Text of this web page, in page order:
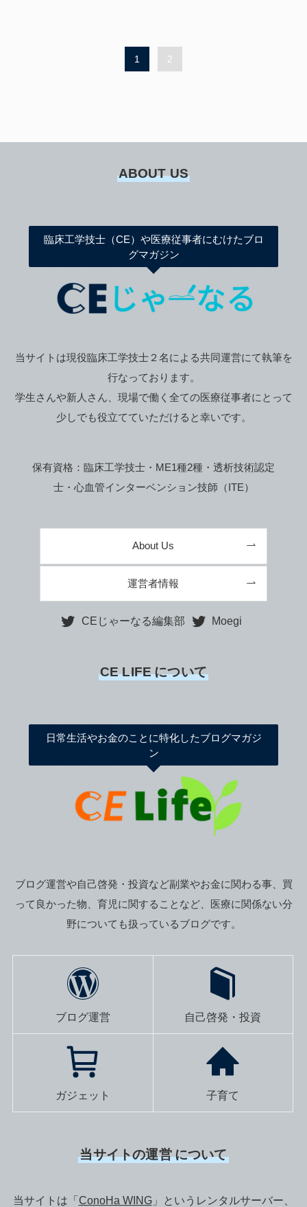
1 2
ABOUT US
臨床工学技士（CE）や医療従事者にむけたブロ
グマガジン
当サイトは現役臨床工学技士２名による共同運営にて執筆を
行なっております。
学生さんや新人さん、現場で働く全ての医療従事者にとって
少しでも役立てていただけると幸いです。
保有資格：臨床工学技士・ME1種2種・透析技術認定
士・心血管インターベンション技師（ITE）
About Us
運営者情報
CEじゃーなる編集部 Moegi
CE LIFEについて
日常生活やお金のことに特化したブログマガジ
ン
ブログ運営や自己啓発・投資など副業やお金に関わる事、買
って良かった物、育児に関することなど、医療に関係ない分
野についても扱っているブログです。
ブログ運営 自己啓発・投資
ガジェット 子育て
当サイトの運営について
当サイトは「ConoHa WING」というレンタルサーバー、